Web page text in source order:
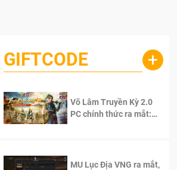
GIFTCODE +
Võ Lâm Truyền Kỳ 2.0
PC chính thức ra mắt:
MU Lục Địa VNG ra mắt,